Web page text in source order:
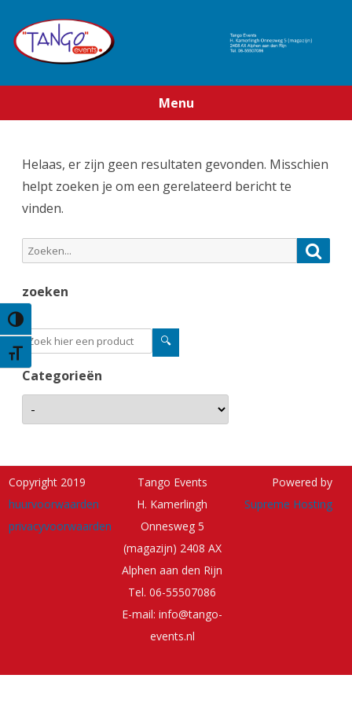
Keuze voor hoog contrast
Kies grootte van het lettertype
Menu
de
inhoud
Helaas, er zijn geen resultaten gevonden. Misschien
helpt zoeken je om een gerelateerd bericht te
vinden.
Zoeken
naar:
zoeken
Categorieën
Copyright 2019
huurvoorwaarden
privacyvoorwaarden
Tango Events
H. Kamerlingh
Onnesweg 5
(magazijn) 2408 AX
Alphen aan den Rijn
Tel. 06-55507086
E-mail: info@tango-
events.nl
Powered by
Supreme Hosting